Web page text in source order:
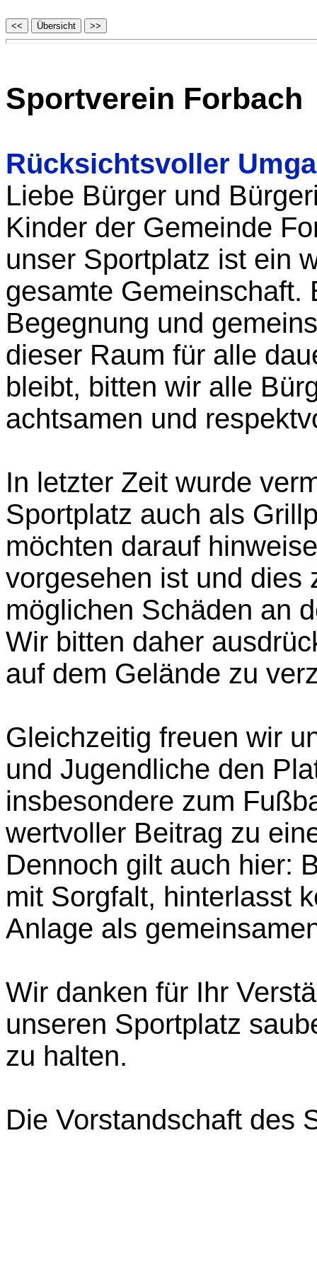
Sportverein Forbach
Rücksichtsvoller
Liebe Bürger und
Kinder der Gemeinde
unser Sportplatz ist ein
gesamte Gemeinschaft.
Begegnung und
dieser Raum für alle
bleibt, bitten wir alle
achtsamen und
In letzter Zeit wurde
Sportplatz auch als
möchten darauf
vorgesehen ist und dies
möglichen Schäden an
Wir bitten daher
auf dem Gelände zu
Gleichzeitig freuen wir
und Jugendliche den
insbesondere zum
wertvoller Beitrag zu
Dennoch gilt auch hier:
mit Sorgfalt, hinterlasst
Anlage als
Wir danken für Ihr
unseren Sportplatz
zu halten.
Die Vorstandschaft des